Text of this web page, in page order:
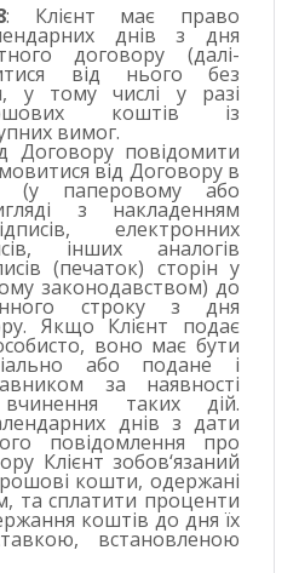
: Клієнт має право
днів з дня
договору (далі-
від нього без
у тому числі у разі
коштів із
вимог.
Договору повідомити
від Договору в
(у паперовому або
з накладенням
електронних
інших аналогів
(печаток) сторін у
законодавством) до
строку з дня
Якщо Клієнт подає
воно має бути
або подане і
за наявності
таких дій.
днів з дати
повідомлення про
Клієнт зобов‘язаний
кошти, одержані
та сплатити проценти
коштів до дня їх
встановленою